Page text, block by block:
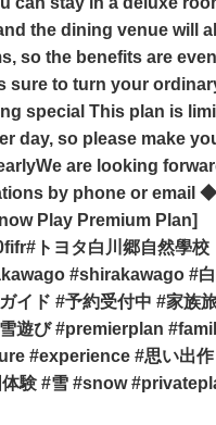
the dining venue will
so the benefits are
sure to turn your
special This plan is
day, so please make
are looking
by phone or email
Play Premium Plan]
トヨタ白川郷自然學校
#shirakawago #白
イド #予約受付中 #家族
遊び #premierplan
#experience #思い出
験 #雪 #snow